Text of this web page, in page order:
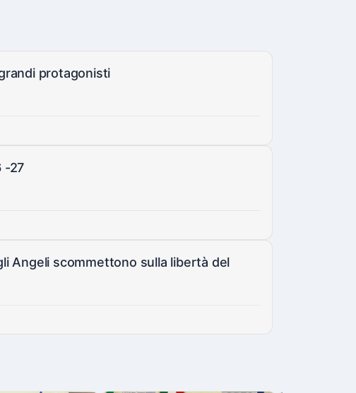
protagonisti
-27
Angeli scommettono sulla libertà del